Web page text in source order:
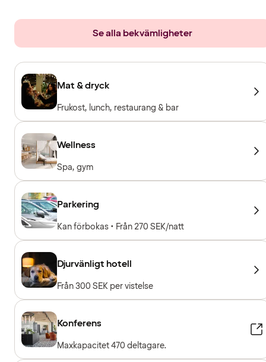
Se alla bekvämligheter
Mat & dryck
Frukost, lunch, restaurang & bar
Wellness
Spa, gym
Parkering
Kan förbokas • Från 270 SEK/natt
Djurvänligt hotell
Från 300 SEK per vistelse
Konferens
Maxkapacitet 470 deltagare.